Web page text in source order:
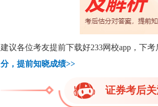
建议各位考友提前下载好233网校app，下
分， 提前知晓成绩>>
证券考后